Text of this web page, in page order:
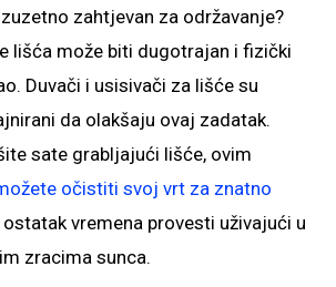
zahtjevan za održavanje?
lišća može biti dugotrajan i fizički
Duvači i usisivači za lišće su
da olakšaju ovaj zadatak.
sate grabljajući lišće, ovim
očistiti svoj vrt za znatno
ostatak vremena provesti uživajući u
zracima sunca.